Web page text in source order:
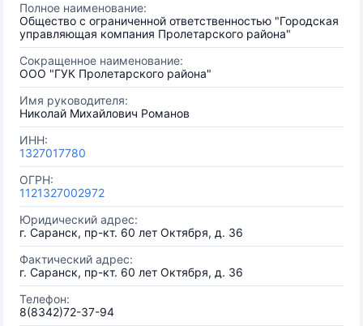
Полное наименование:
Общество с ограниченной ответственностью "Городская
управляющая компания Пролетарского района"
Сокращенное наименование:
ООО "ГУК Пролетарского района"
Имя руководителя:
Николай Михайлович Романов
ИНН:
1327017780
ОГРН:
1121327002972
Юридический адрес:
г. Саранск, пр-кт. 60 лет Октября, д. 36
Фактический адрес:
г. Саранск, пр-кт. 60 лет Октября, д. 36
Телефон:
8(8342)72-37-94